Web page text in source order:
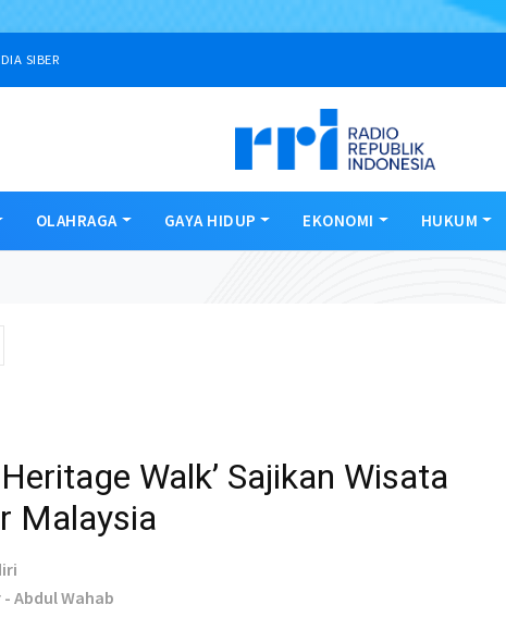
SIBER
OLAHRAGA GAYA HIDUP EKONOMI HUKUM
Walk’ Sajikan Wisata
Malaysia
Abdul Wahab